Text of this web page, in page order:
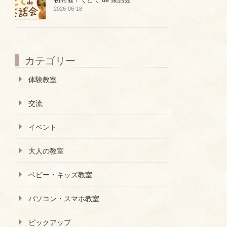
2026-06-18
カテゴリー
体験教室
交流
イベント
大人の教室
ベビー・キッズ教室
パソコン・スマホ教室
ピックアップ